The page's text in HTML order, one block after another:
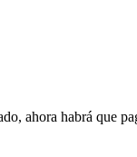
ahora habrá que